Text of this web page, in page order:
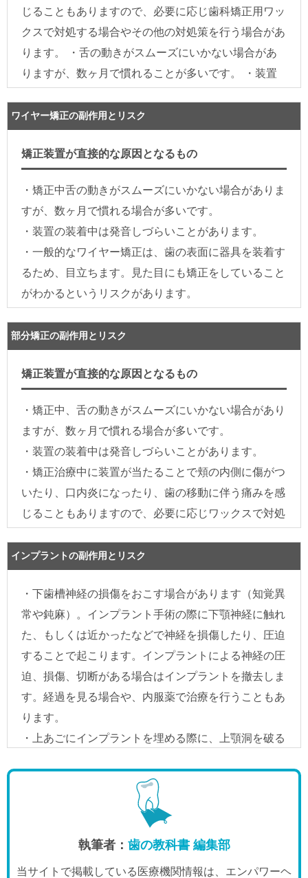
執筆者： 歯の教科書 編集部
当サイトで掲載している医療機関情報は、エンパワーヘ